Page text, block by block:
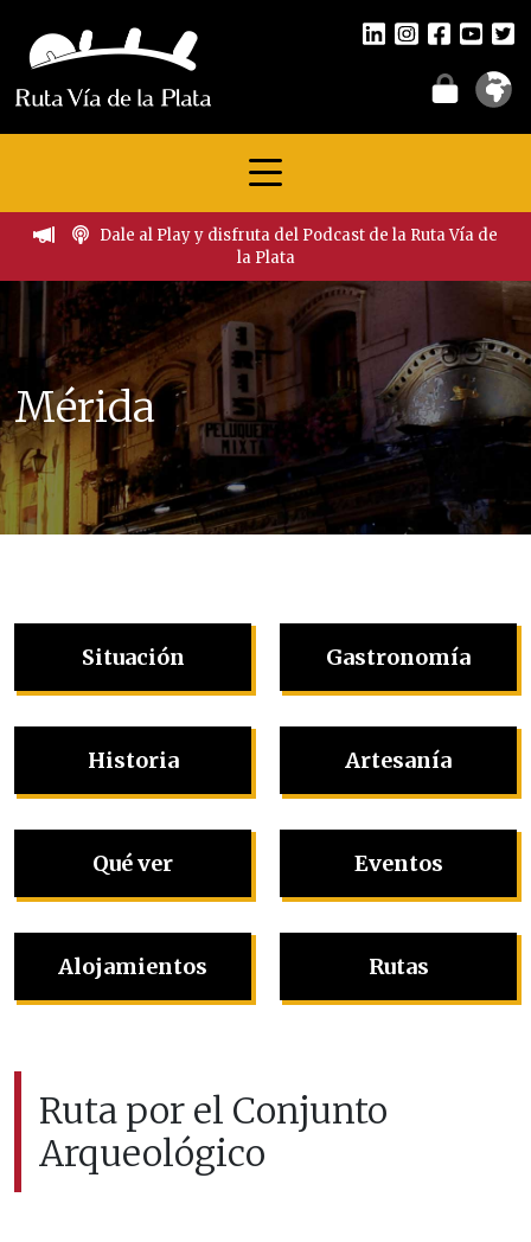
Dale al Play y disfruta del Podcast de la Ruta Vía de
la Plata
Mérida
Situación
Historia
Qué ver
Alojamientos
Gastronomía
Artesanía
Eventos
Rutas
Ruta por el Conjunto
Arqueológico